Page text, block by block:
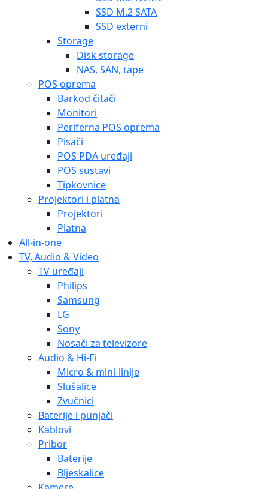
SSD M.2 SATA
SSD externi
Storage
Disk storage
NAS, SAN, tape
POS oprema
Barkod čitači
Monitori
Periferna POS oprema
Pisači
POS PDA uređaji
POS sustavi
Tipkovnice
Projektori i platna
Projektori
Platna
All-in-one
TV, Audio & Video
TV uređaji
Philips
Samsung
LG
Sony
Nosači za televizore
Audio & Hi-Fi
Micro & mini-linije
Slušalice
Zvučnici
Baterije i punjači
Kablovi
Pribor
Baterije
Bljeskalice